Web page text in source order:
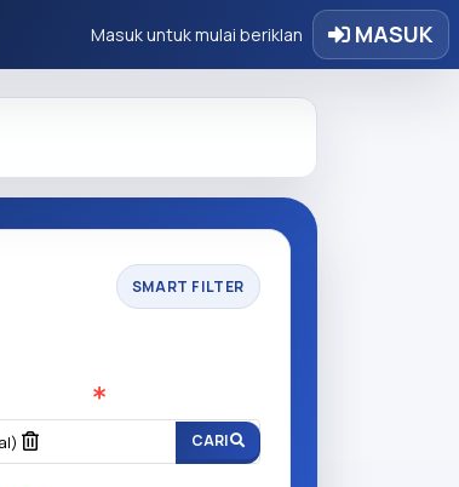
Masuk untuk mulai beriklan MASUK
SMART FILTER
CARI